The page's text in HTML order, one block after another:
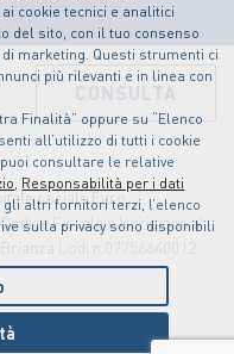
cookie tecnici e analitici
del sito, con il tuo consenso
marketing. Questi strumenti ci
più rilevanti e in linea con
Finalità” oppure su “Elenco
all’utilizzo di tutti i cookie
consultare le relative
, Responsabilità per i dati
altri fornitori terzi, l’elenco
sulla privacy sono disponibili
sociale Euro
Codice Fiscale e Iscrizione al
Lodi n.07756640012